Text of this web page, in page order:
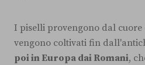
I piselli provengono dal cuore
vengono coltivati fin
poi in Europa dai Romani,